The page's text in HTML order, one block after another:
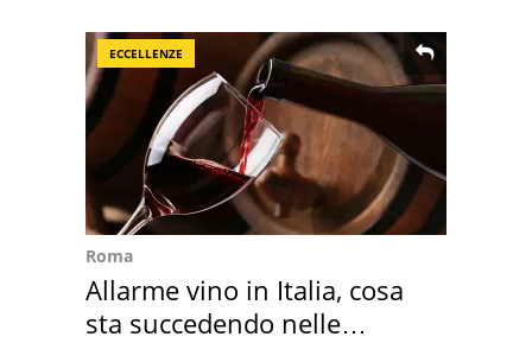
ECCELLENZE
Roma
Allarme vino in Italia, cosa
sta succedendo nelle